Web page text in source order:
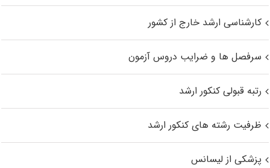
کارشناسی ارشد خارج از کشور
سرفصل ها و ضرایب دروس آزمون
رتبه قبولی کنکور ارشد
ظرفیت رشته های کنکور ارشد
پزشکی از لیسانس